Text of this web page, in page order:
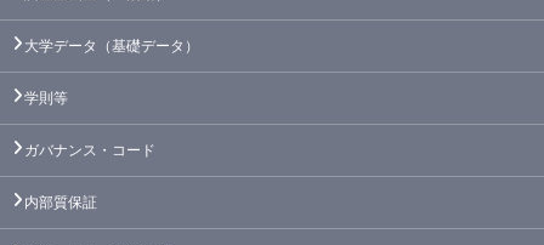
大学データ（基礎データ）
学則等
ガバナンス・コード
内部質保証